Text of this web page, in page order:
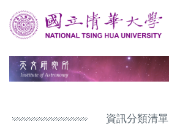
到
主
容
資訊分類清單